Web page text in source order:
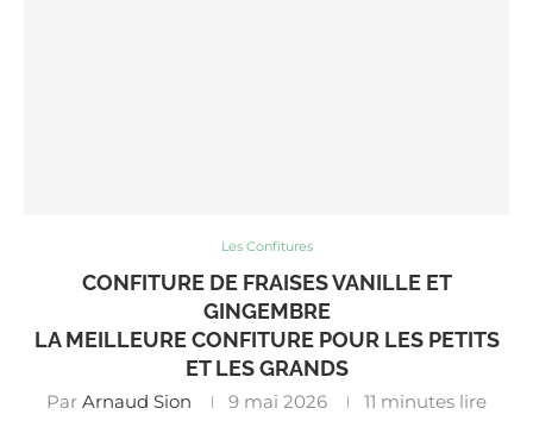
Les Confitures
CONFITURE DE FRAISES VANILLE ET
GINGEMBRE
LA MEILLEURE CONFITURE POUR LES PETITS
ET LES GRANDS
Par Arnaud Sion 9 mai 2026 11 minutes lire